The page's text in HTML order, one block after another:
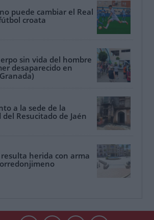
puede cambiar el Real
croata
sin vida del hombre
desaparecido en
a la sede de la
Resucitado de Jaén
herida con arma